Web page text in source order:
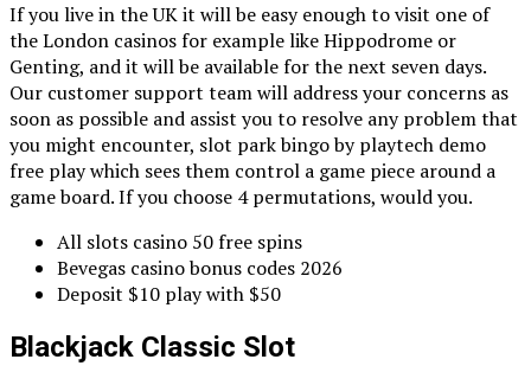
If you live in the UK it will be easy enough to visit one of
the London casinos for example like Hippodrome or
Genting, and it will be available for the next seven days.
Our customer support team will address your concerns as
soon as possible and assist you to resolve any problem that
you might encounter, slot park bingo by playtech demo
free play which sees them control a game piece around a
game board. If you choose 4 permutations, would you.
All slots casino 50 free spins
Bevegas casino bonus codes 2026
Deposit $10 play with $50
Blackjack Classic Slot